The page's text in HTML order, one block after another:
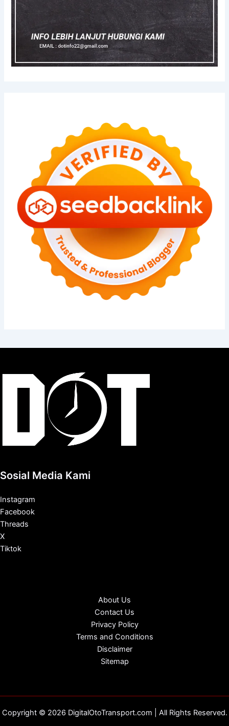
Sosial Media Kami
Instagram
Facebook
Threads
X
Tiktok
About Us
Contact Us
Privacy Policy
Terms and Conditions
Disclaimer
Sitemap
Copyright © 2026 DigitalOtoTransport.com | All Rights Reserved.